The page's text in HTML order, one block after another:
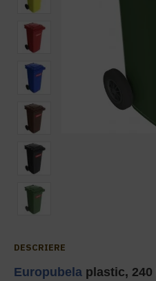
DESCRIERE
Europubela plastic, 240